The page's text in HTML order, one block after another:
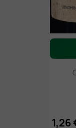
1,26